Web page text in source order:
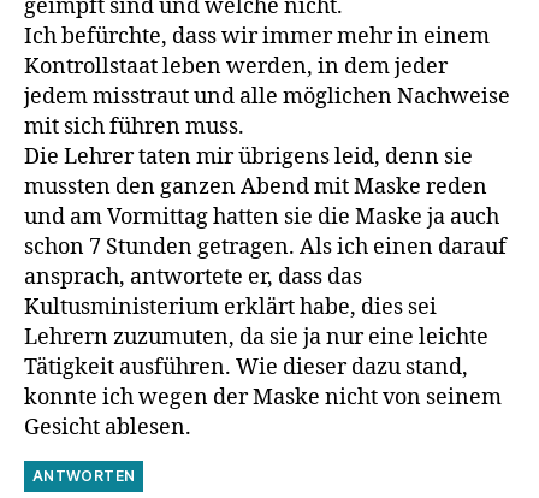
geimpft sind und welche nicht.
Ich befürchte, dass wir immer mehr in einem
Kontrollstaat leben werden, in dem jeder
jedem misstraut und alle möglichen Nachweise
mit sich führen muss.
Die Lehrer taten mir übrigens leid, denn sie
mussten den ganzen Abend mit Maske reden
und am Vormittag hatten sie die Maske ja auch
schon 7 Stunden getragen. Als ich einen darauf
ansprach, antwortete er, dass das
Kultusministerium erklärt habe, dies sei
Lehrern zuzumuten, da sie ja nur eine leichte
Tätigkeit ausführen. Wie dieser dazu stand,
konnte ich wegen der Maske nicht von seinem
Gesicht ablesen.
ANTWORTEN